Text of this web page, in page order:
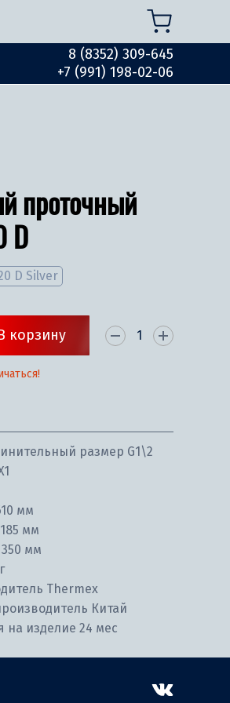
8 (8352) 309-645
+7 (991) 198-02-06
проточный
D
D Silver
корзину
размер G1\2
мм
мм
мм
Thermex
Китай
на изделие 24 мес